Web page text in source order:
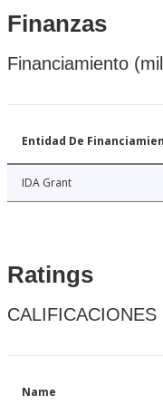
Finanzas
Financiamiento
Entidad De
IDA Grant
Ratings
Name